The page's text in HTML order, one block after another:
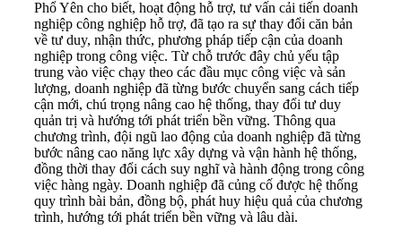
Phổ Yên cho biết, hoạt động hỗ trợ, tư vấn cải tiến doanh
nghiệp công nghiệp hỗ trợ, đã tạo ra sự thay đổi căn bản
về tư duy, nhận thức, phương pháp tiếp cận của doanh
nghiệp trong công việc. Từ chỗ trước đây chủ yếu tập
trung vào việc chạy theo các đầu mục công việc và sản
lượng, doanh nghiệp đã từng bước chuyển sang cách tiếp
cận mới, chú trọng nâng cao hệ thống, thay đổi tư duy
quản trị và hướng tới phát triển bền vững. Thông qua
chương trình, đội ngũ lao động của doanh nghiệp đã từng
bước nâng cao năng lực xây dựng và vận hành hệ thống,
đồng thời thay đổi cách suy nghĩ và hành động trong công
việc hàng ngày. Doanh nghiệp đã củng cố được hệ thống
quy trình bài bản, đồng bộ, phát huy hiệu quả của chương
trình, hướng tới phát triển bền vững và lâu dài.